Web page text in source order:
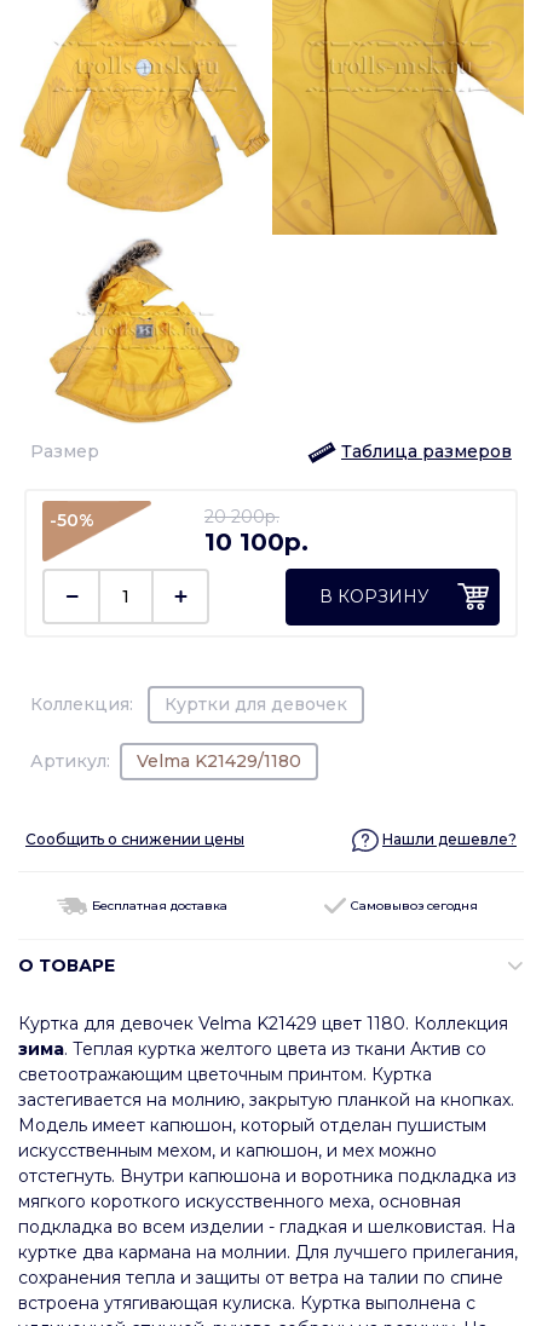
Коллекция: Куртки для девочек
Артикул: Velma K21429/1180
Размер Таблица размеров
-50% 20 200p.
10 100p.
В КОРЗИНУ
Сообщить о снижении цены Нашли дешевле?
Бесплатная доставка Самовывоз сегодня
О ТОВАРЕ
Куртка для девочек Velma K21429 цвет 1180. Коллекция
зима. Теплая куртка желтого цвета из ткани Актив со
светоотражающим цветочным принтом. Куртка
застегивается на молнию, закрытую планкой на кнопках.
Модель имеет капюшон, который отделан пушистым
искусственным мехом, и капюшон, и мех можно
отстегнуть. Внутри капюшона и воротника подкладка из
мягкого короткого искусственного меха, основная
подкладка во всем изделии - гладкая и шелковистая. На
куртке два кармана на молнии. Для лучшего прилегания,
сохранения тепла и защиты от ветра на талии по спине
встроена утягивающая кулиска. Куртка выполнена с